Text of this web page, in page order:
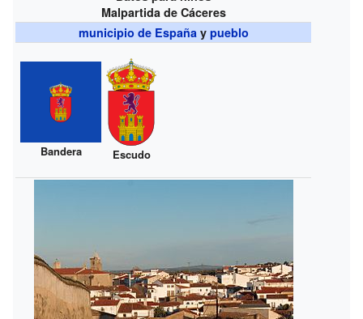
Malpartida de Cáceres
municipio de Españay pueblo
Bandera Escudo